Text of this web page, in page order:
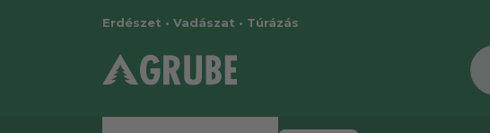
Erdészet • Vadászat • Túrázás